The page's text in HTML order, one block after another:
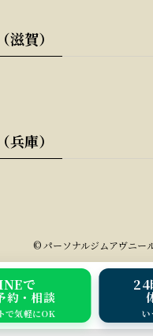
で
約・相談
で気軽にOK
24
滋賀）
兵庫）
©パーソナルジムアヴニー